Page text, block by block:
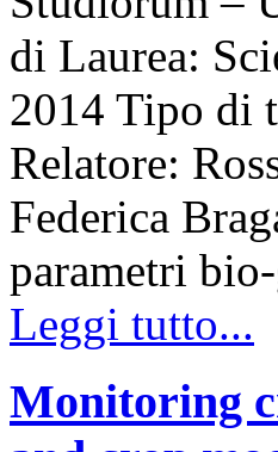
di Laurea:
2014 Tipo di
Relatore:
Federica
parametri
Leggi tutto...
Monitoring